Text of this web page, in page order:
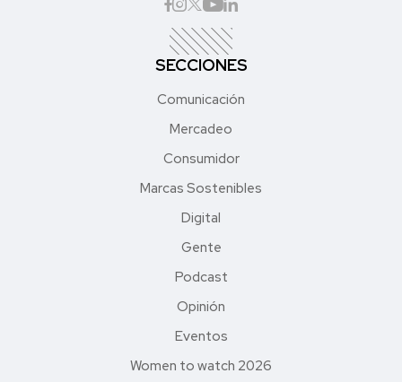
SECCIONES
Comunicación
Mercadeo
Consumidor
Marcas Sostenibles
Digital
Gente
Podcast
Opinión
Eventos
Women to watch 2026